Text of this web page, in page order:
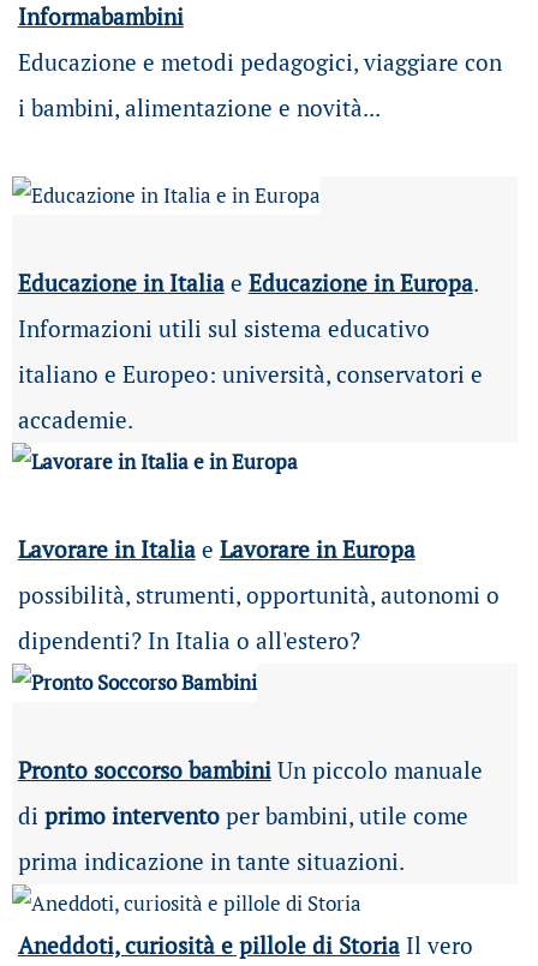
Informabambini
Educazione e metodi pedagogici, viaggiare con
i bambini, alimentazione e novità...
Educazione in Italiae Educazione in Europa.
Informazioni utili sul sistema educativo
italiano e Europeo: università, conservatori e
accademie.
Lavorare in Italia e Lavorare in Europa
possibilità, strumenti, opportunità, autonomi o
dipendenti? In Italia o all'estero?
Pronto soccorso bambiniUn piccolo manuale
di primo interventoper bambini, utile come
prima indicazione in tante situazioni.
Aneddoti, curiosità e pillole di Storia Il vero